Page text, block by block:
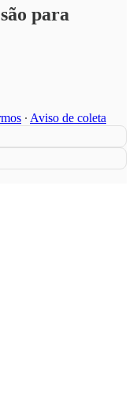
para
∙ Aviso de coleta